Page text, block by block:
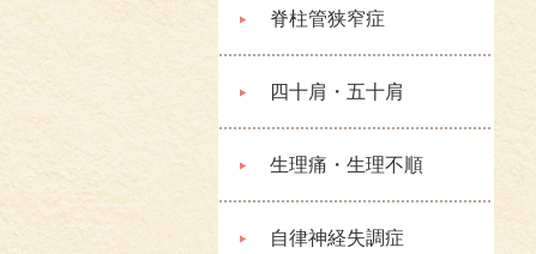
脊柱管狭窄症
四十肩・五十肩
生理痛・生理不順
自律神経失調症